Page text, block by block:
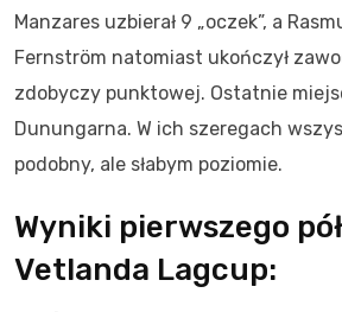
Manzares uzbierał 9 „oczek”, a
Fernström natomiast ukończył
zdobyczy punktowej. Ostatnie
Dunungarna. W ich szeregach
podobny, ale słabym poziomie.
Wyniki pierwszego
Vetlanda Lagcup: